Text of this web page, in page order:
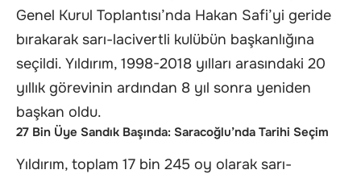
Genel Kurul Toplantısı’nda Hakan Safi’yi geride
bırakarak sarı-lacivertli kulübün başkanlığına
seçildi. Yıldırım, 1998-2018 yılları arasındaki 20
yıllık görevinin ardından 8 yıl sonra yeniden
başkan oldu.
27 Bin Üye Sandık Başında: Saracoğlu’nda Tarihi Seçim
Yıldırım, toplam 17 bin 245 oy olarak sarı-